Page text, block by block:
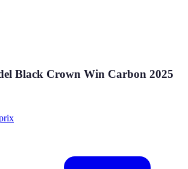
Black Crown Win Carbon 2025